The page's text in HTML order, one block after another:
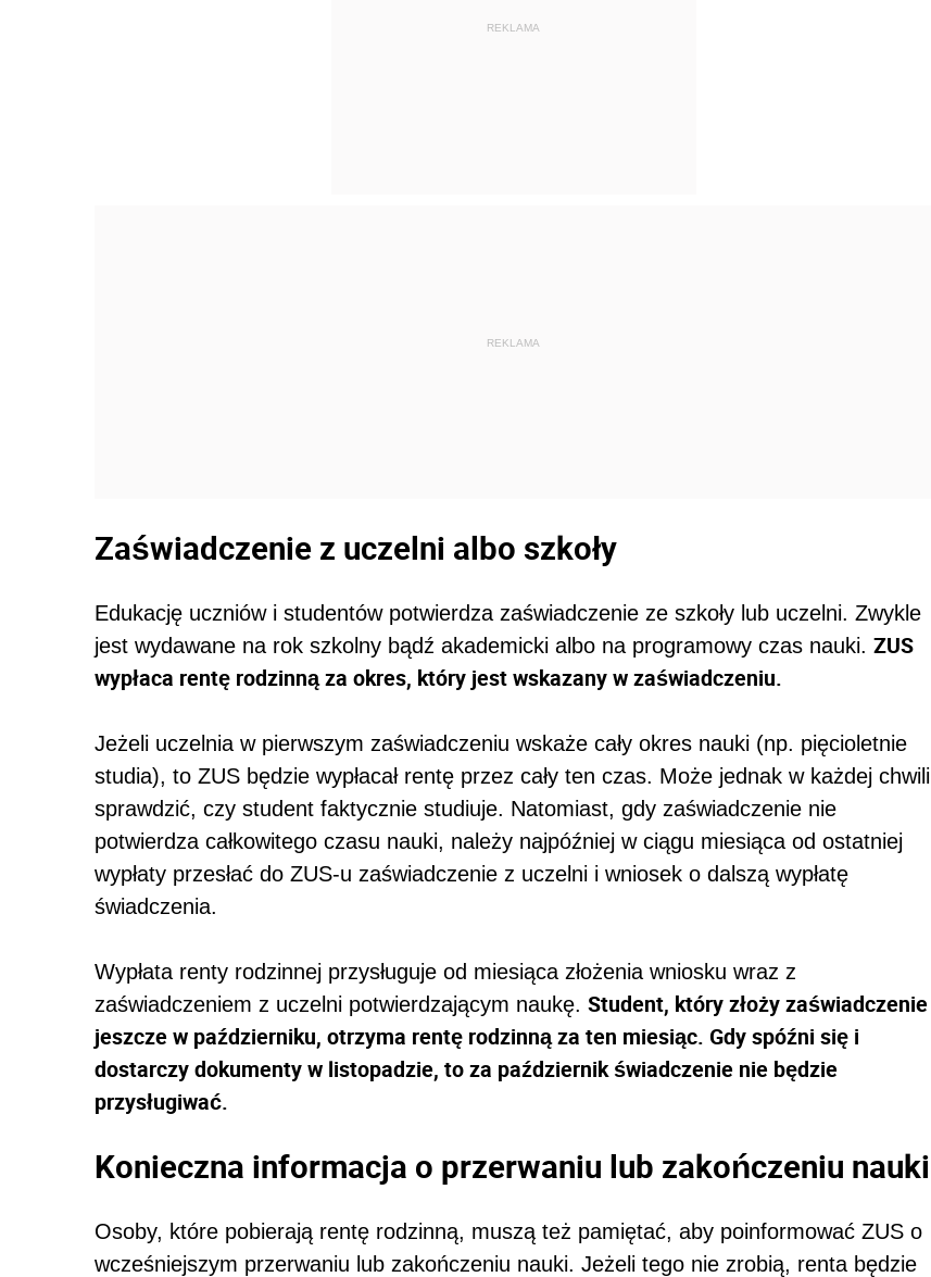
REKLAMA
REKLAMA
Zaświadczenie z uczelni albo szkoły
Edukację uczniów i studentów potwierdza zaświadczenie ze szkoły lub uczelni. Zwykle
jest wydawane na rok szkolny bądź akademicki albo na programowy czas nauki. ZUS
wypłaca rentę rodzinną za okres, który jest wskazany w zaświadczeniu.
Jeżeli uczelnia w pierwszym zaświadczeniu wskaże cały okres nauki (np. pięcioletnie
studia), to ZUS będzie wypłacał rentę przez cały ten czas. Może jednak w każdej chwili
sprawdzić, czy student faktycznie studiuje. Natomiast, gdy zaświadczenie nie
potwierdza całkowitego czasu nauki, należy najpóźniej w ciągu miesiąca od ostatniej
wypłaty przesłać do ZUS-u zaświadczenie z uczelni i wniosek o dalszą wypłatę
świadczenia.
Wypłata renty rodzinnej przysługuje od miesiąca złożenia wniosku wraz z
zaświadczeniem z uczelni potwierdzającym naukę. Student, który złoży zaświadczenie
jeszcze w październiku, otrzyma rentę rodzinną za ten miesiąc. Gdy spóźni się i
dostarczy dokumenty w listopadzie, to za październik świadczenie nie będzie
przysługiwać.
Konieczna informacja o przerwaniu lub zakończeniu nauki
Osoby, które pobierają rentę rodzinną, muszą też pamiętać, aby poinformować ZUS o
wcześniejszym przerwaniu lub zakończeniu nauki. Jeżeli tego nie zrobią, renta będzie